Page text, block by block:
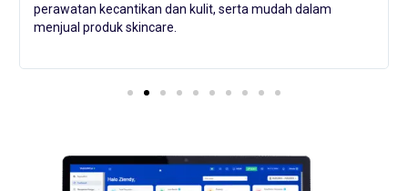
perawatan kecantikan dan kulit, serta mudah dalam
menjual produk skincare.